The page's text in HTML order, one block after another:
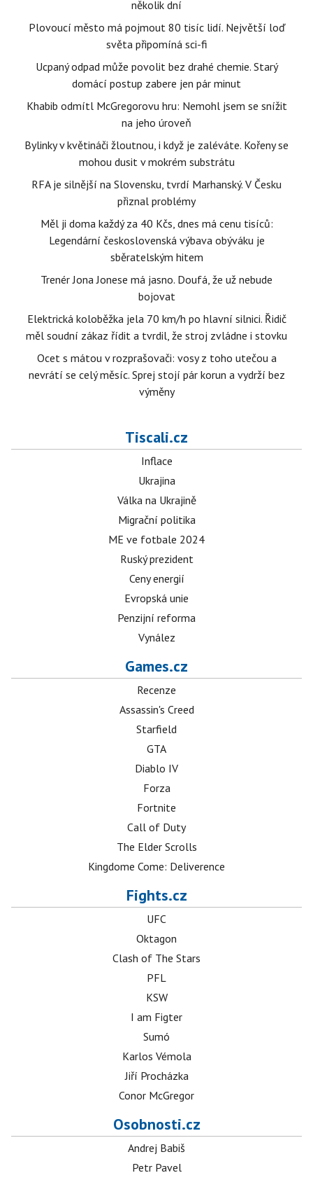
několik dní
Plovoucí město má pojmout 80 tisíc lidí. Největší loď
světa připomíná sci-fi
Ucpaný odpad může povolit bez drahé chemie. Starý
domácí postup zabere jen pár minut
Khabib odmítl McGregorovu hru: Nemohl jsem se snížit
na jeho úroveň
Bylinky v květináči žloutnou, i když je zaléváte. Kořeny se
mohou dusit v mokrém substrátu
RFA je silnější na Slovensku, tvrdí Marhanský. V Česku
přiznal problémy
Měl ji doma každý za 40 Kčs, dnes má cenu tisíců:
Legendární československá výbava obýváku je
sběratelským hitem
Trenér Jona Jonese má jasno. Doufá, že už nebude
bojovat
Elektrická koloběžka jela 70 km/h po hlavní silnici. Řidič
měl soudní zákaz řídit a tvrdil, že stroj zvládne i stovku
Ocet s mátou v rozprašovači: vosy z toho utečou a
nevrátí se celý měsíc. Sprej stojí pár korun a vydrží bez
výměny
Tiscali.cz
Inflace
Ukrajina
Válka na Ukrajině
Migrační politika
ME ve fotbale 2024
Ruský prezident
Ceny energií
Evropská unie
Penzijní reforma
Vynález
Games.cz
Recenze
Assassin's Creed
Starfield
GTA
Diablo IV
Forza
Fortnite
Call of Duty
The Elder Scrolls
Kingdome Come: Deliverence
Fights.cz
UFC
Oktagon
Clash of The Stars
PFL
KSW
I am Figter
Sumó
Karlos Vémola
Jiří Procházka
Conor McGregor
Osobnosti.cz
Andrej Babiš
Petr Pavel